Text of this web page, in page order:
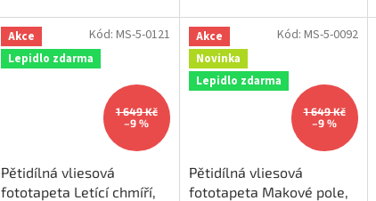
Akce
Lepidlo zdarma
1 649 Kč
–9 %
Pětidílná vliesová
fototapeta Letící chmíří,
Kód: MS-5-0121
Akce
Novinka
Lepidlo zdarma
1 649 Kč
–9 %
Pětidílná vliesová
fototapeta Makové pole,
Kód: MS-5-0092